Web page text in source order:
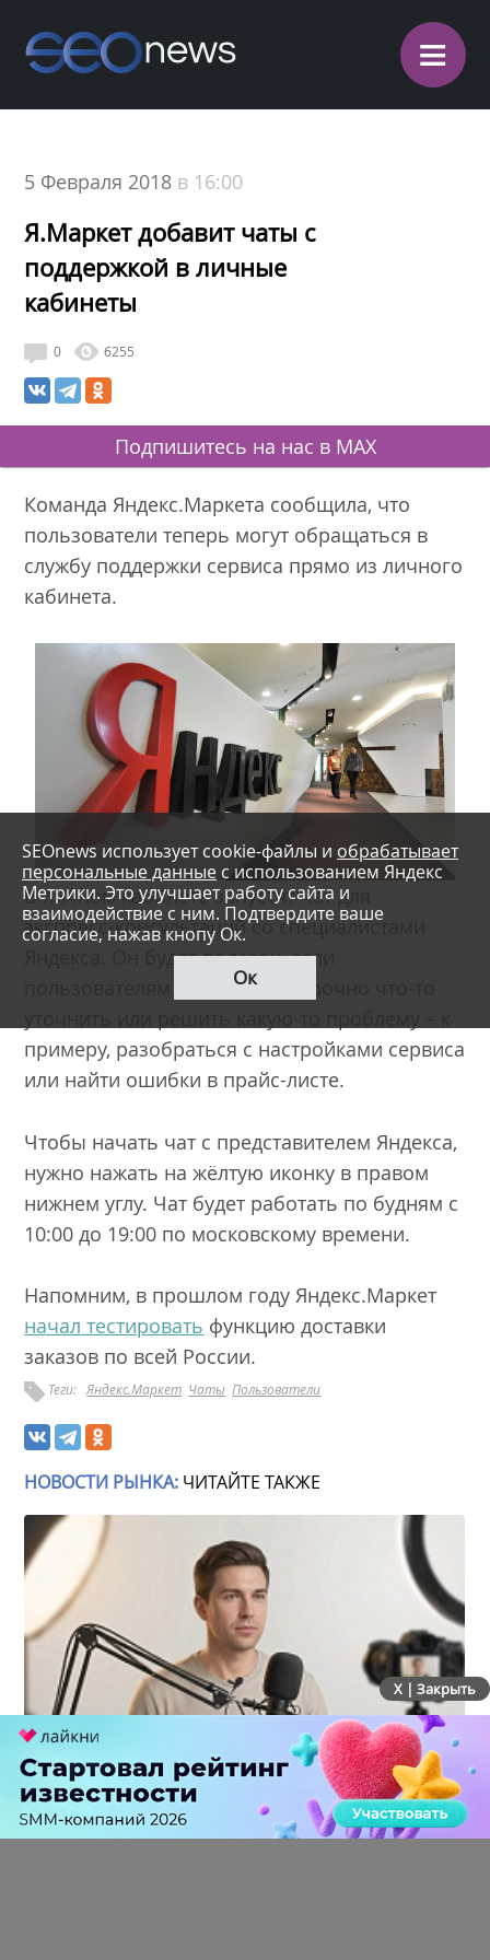
≡
5 Февраля 2018 в 16:00
Я.Маркет добавит чаты с
поддержкой в личные
кабинеты
0 6255
Подпишитесь на нас в MAX
Команда Яндекс.Маркета сообщила, что
пользователи теперь могут обращаться в
службу поддержки сервиса прямо из личного
кабинета.
В личном кабинете запустят чат для
экспресс-консультаций со специалистами
Яндекса. Он будет полезен, если
пользователям необходимо срочно что-то
примеру, разобраться с настройками сервиса
или найти ошибки в прайс-листе.
Чтобы начать чат с представителем Яндекса,
нужно нажать на жёлтую иконку в правом
нижнем углу. Чат будет работать по будням с
10:00 до 19:00 по московскому времени.
Напомним, в прошлом году Яндекс.Маркет
начал тестировать функцию доставки
заказов по всей России.
Теги: Яндекс.Маркет Чаты Пользователи
SEOnews использует cookie-файлы и обрабатывает
персональные данные с использованием Яндекс
Метрики. Это улучшает работу сайта и
взаимодействие с ним. Подтвердите ваше
согласие, нажав кнопу Ок.
Ок
НОВОСТИ РЫНКА: ЧИТАЙТЕ ТАКЖЕ
Российский рынок инфлюенс-маркетинга вошел в
фазу стагнации после нескольких лет роста
X | Закрыть